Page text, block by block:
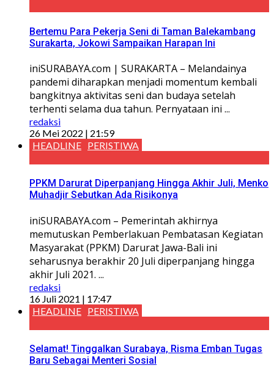
Bertemu Para Pekerja Seni di Taman Balekambang
Surakarta, Jokowi Sampaikan Harapan Ini
iniSURABAYA.com | SURAKARTA – Melandainya
pandemi diharapkan menjadi momentum kembali
bangkitnya aktivitas seni dan budaya setelah
terhenti selama dua tahun. Pernyataan ini ...
redaksi
26 Mei 2022 | 21:59
HEADLINE PERISTIWA
PPKM Darurat Diperpanjang Hingga Akhir Juli, Menko
Muhadjir Sebutkan Ada Risikonya
iniSURABAYA.com – Pemerintah akhirnya
memutuskan Pemberlakuan Pembatasan Kegiatan
Masyarakat (PPKM) Darurat Jawa-Bali ini
seharusnya berakhir 20 Juli diperpanjang hingga
akhir Juli 2021. ...
redaksi
16 Juli 2021 | 17:47
HEADLINE PERISTIWA
Selamat! Tinggalkan Surabaya, Risma Emban Tugas
Baru Sebagai Menteri Sosial